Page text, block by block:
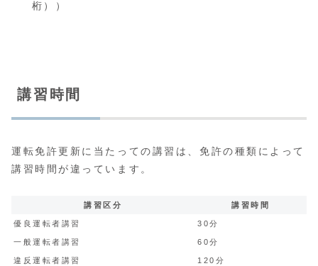
桁））
講習時間
運転免許更新に当たっての講習は、免許の種類によって
講習時間が違っています。
講習区分 講習時間
優良運転者講習 30分
一般運転者講習 60分
違反運転者講習 120分